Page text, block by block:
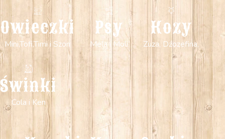
Owieczki
Mini,Tofi,Timi i Szon
Psy
Mela i Moli
Kozy
Zuza, Dźozefina,
Świnki
Cola i Ken